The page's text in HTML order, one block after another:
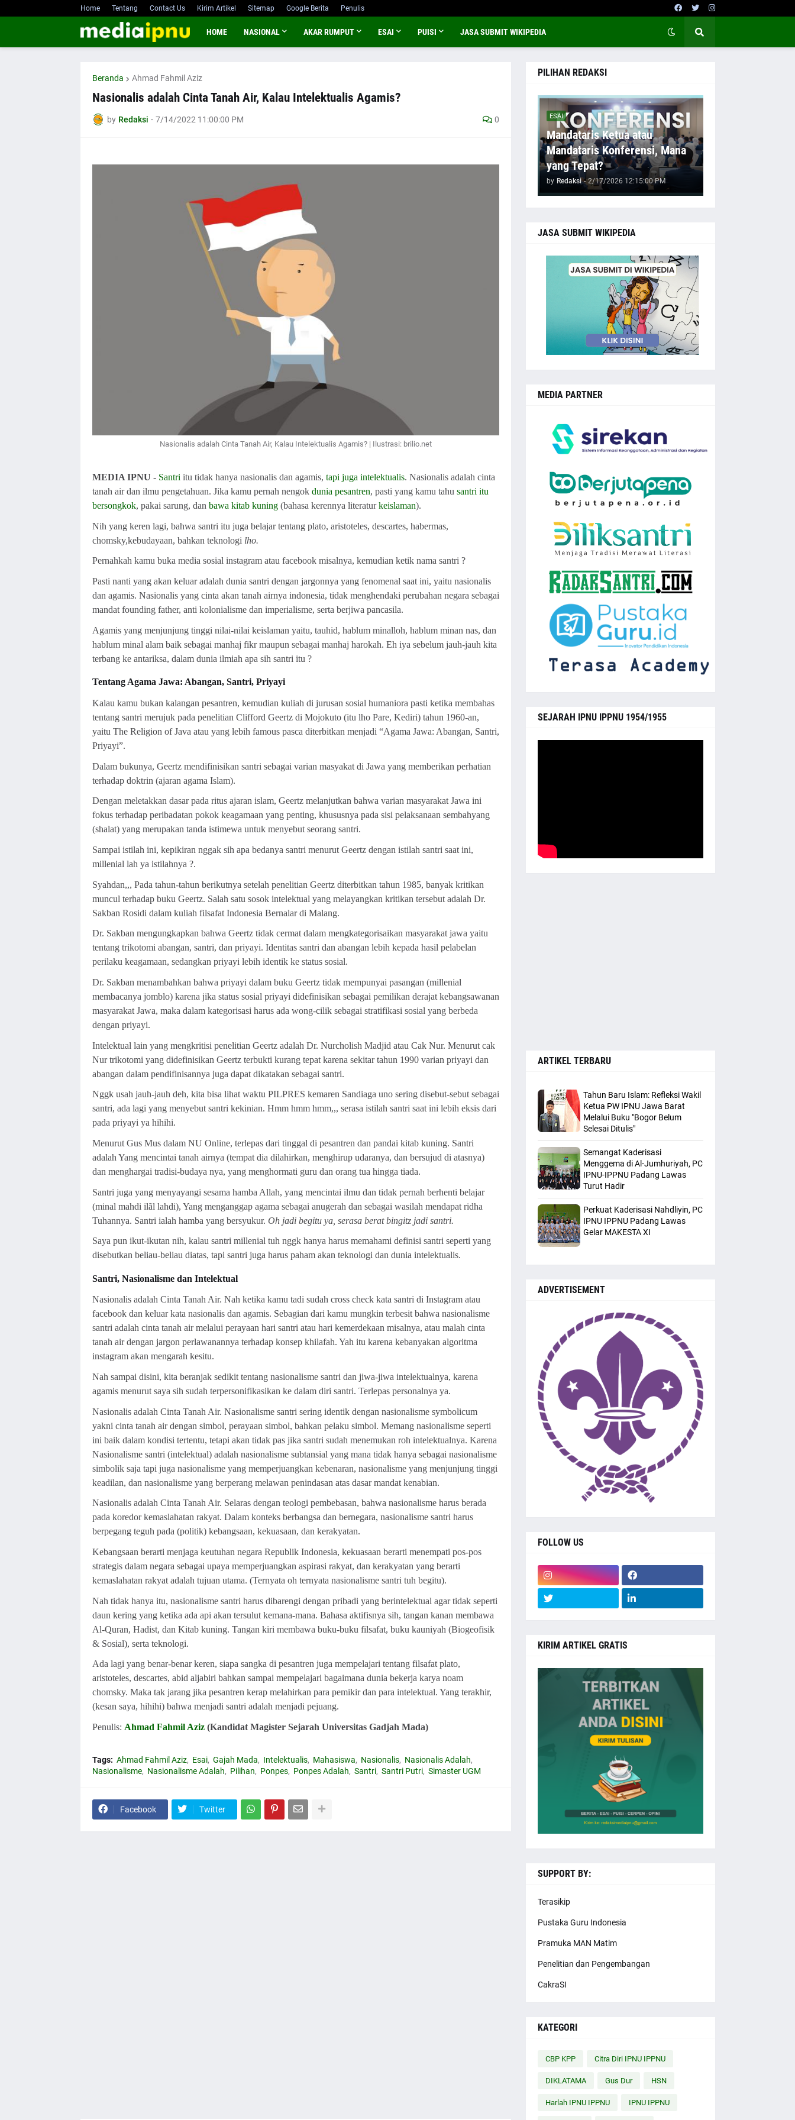
Home Tentang Contact Us Kirim Artikel Sitemap Google Berita Penulis
HOME NASIONAL AKAR RUMPUT ESAI PUISI JASA SUBMIT WIKIPEDIA
Beranda Ahmad Fahmil Aziz
Nasionalis adalah Cinta Tanah Air, Kalau Intelektualis Agamis?
by Redaksi - 7/14/2022 11:00:00 PM 0
Nasionalis adalah Cinta Tanah Air, Kalau Intelektualis Agamis? | Ilustrasi: brilio.net
MEDIA IPNU - Santri itu tidak hanya nasionalis dan agamis, tapi juga intelektualis. Nasionalis adalah cinta
tanah air dan ilmu pengetahuan. Jika kamu pernah nengok dunia pesantren, pasti yang kamu tahu santri itu
bersongkok, pakai sarung, dan bawa kitab kuning(bahasa kerennya literaturkeislaman).
Nih yang keren lagi, bahwa santri itu juga belajar tentang plato, aristoteles, descartes, habermas,
chomsky,kebudayaan, bahkan teknologi lho.
Pernahkah kamu buka media sosial instagram atau facebook misalnya, kemudian ketik nama santri ?
Pasti nanti yang akan keluar adalah dunia santri dengan jargonnya yang fenomenal saat ini, yaitu nasionalis
dan agamis. Nasionalis yang cinta akan tanah airnya indonesia, tidak menghendaki perubahan negara sebagai
mandat founding father, anti kolonialisme dan imperialisme, serta berjiwa pancasila.
Agamis yang menjunjung tinggi nilai-nilai keislaman yaitu, tauhid, hablum minalloh, hablum minan nas, dan
hablum minal alam baik sebagai manhaj fikr maupun sebagai manhaj harokah. Eh iya sebelum jauh-jauh kita
terbang ke antariksa, dalam dunia ilmiah apa sih santri itu ?
Tentang Agama Jawa: Abangan, Santri, Priyayi
Kalau kamu bukan kalangan pesantren, kemudian kuliah di jurusan sosial humaniora pasti ketika membahas
tentang santri merujuk pada penelitian Clifford Geertz di Mojokuto (itu lho Pare, Kediri) tahun 1960-an,
yaitu The Religion of Java atau yang lebih famous pasca diterbitkan menjadi “Agama Jawa: Abangan, Santri,
Priyayi”.
Dalam bukunya, Geertz mendifinisikan santri sebagai varian masyakat di Jawa yang memberikan perhatian
terhadap doktrin (ajaran agama Islam).
Dengan meletakkan dasar pada ritus ajaran islam, Geertz melanjutkan bahwa varian masyarakat Jawa ini
fokus terhadap peribadatan pokok keagamaan yang penting, khususnya pada sisi pelaksanaan sembahyang
(shalat) yang merupakan tanda istimewa untuk menyebut seorang santri.
Sampai istilah ini, kepikiran nggak sih apa bedanya santri menurut Geertz dengan istilah santri saat ini,
millenial lah ya istilahnya ?.
Syahdan,,, Pada tahun-tahun berikutnya setelah penelitian Geertz diterbitkan tahun 1985, banyak kritikan
muncul terhadap buku Geertz. Salah satu sosok intelektual yang melayangkan kritikan tersebut adalah Dr.
Sakban Rosidi dalam kuliah filsafat Indonesia Bernalar di Malang.
Dr. Sakban mengungkapkan bahwa Geertz tidak cermat dalam mengkategorisaikan masyarakat jawa yaitu
tentang trikotomi abangan, santri, dan priyayi. Identitas santri dan abangan lebih kepada hasil pelabelan
perilaku keagamaan, sedangkan priyayi lebih identik ke status sosial.
Dr. Sakban menambahkan bahwa priyayi dalam buku Geertz tidak mempunyai pasangan (millenial
membacanya jomblo) karena jika status sosial priyayi didefinisikan sebagai pemilikan derajat kebangsawanan
masyarakat Jawa, maka dalam kategorisasi harus ada wong-cilik sebagai stratifikasi sosial yang berbeda
dengan priyayi.
Intelektual lain yang mengkritisi penelitian Geertz adalah Dr. Nurcholish Madjid atau Cak Nur. Menurut cak
Nur trikotomi yang didefinisikan Geertz terbukti kurang tepat karena sekitar tahun 1990 varian priyayi dan
abangan dalam pendifinisannya juga dapat dikatakan sebagai santri.
Nggk usah jauh-jauh deh, kita bisa lihat waktu PILPRES kemaren Sandiaga uno sering disebut-sebut sebagai
santri, ada lagi yang menyebut santri kekinian. Hmm hmm hmm,,, serasa istilah santri saat ini lebih eksis dari
pada priyayi ya hihihi.
Menurut Gus Mus dalam NU Online, terlepas dari tinggal di pesantren dan pandai kitab kuning. Santri
adalah Yang mencintai tanah airnya (tempat dia dilahirkan, menghirup udaranya, dan bersujud di atasnya)
dan menghargai tradisi-budaya nya, yang menghormati guru dan orang tua hingga tiada.
Santri juga yang menyayangi sesama hamba Allah, yang mencintai ilmu dan tidak pernah berhenti belajar
(minal mahdi ilãl lahdi), Yang menganggap agama sebagai anugerah dan sebagai wasilah mendapat ridha
Tuhannya. Santri ialah hamba yang bersyukur. Oh jadi begitu ya, serasa berat bingitz jadi santri.
Saya pun ikut-ikutan nih, kalau santri millenial tuh nggk hanya harus memahami definisi santri seperti yang
disebutkan beliau-beliau diatas, tapi santri juga harus paham akan teknologi dan dunia intelektualis.
Santri, Nasionalisme dan Intelektual
Nasionalis adalah Cinta Tanah Air. Nah ketika kamu tadi sudah cross check kata santri di Instagram atau
facebook dan keluar kata nasionalis dan agamis. Sebagian dari kamu mungkin terbesit bahwa nasionalisme
santri adalah cinta tanah air melalui perayaan hari santri atau hari kemerdekaan misalnya, atau malah cinta
tanah air dengan jargon perlawanannya terhadap konsep khilafah. Yah itu karena kebanyakan algoritma
instagram akan mengarah kesitu.
Nah sampai disini, kita beranjak sedikit tentang nasionalisme santri dan jiwa-jiwa intelektualnya, karena
agamis menurut saya sih sudah terpersonifikasikan ke dalam diri santri. Terlepas personalnya ya.
Nasionalis adalah Cinta Tanah Air. Nasionalisme santri sering identik dengan nasionalisme symbolicum
yakni cinta tanah air dengan simbol, perayaan simbol, bahkan pelaku simbol. Memang nasionalisme seperti
ini baik dalam kondisi tertentu, tetapi akan tidak pas jika santri sudah menemukan roh intelektualnya. Karena
Nasionalisme santri (intelektual) adalah nasionalisme subtansial yang mana tidak hanya sebagai nasionalisme
simbolik saja tapi juga nasionalisme yang memperjuangkan kebenaran, nasionalisme yang menjunjung tinggi
keadilan, dan nasionalisme yang berperang melawan penindasan atas dasar mandat kenabian.
Nasionalis adalah Cinta Tanah Air. Selaras dengan teologi pembebasan, bahwa nasionalisme harus berada
pada koredor kemaslahatan rakyat. Dalam konteks berbangsa dan bernegara, nasionalisme santri harus
berpegang teguh pada (politik) kebangsaan, kekuasaan, dan kerakyatan.
Kebangsaan berarti menjaga keutuhan negara Republik Indonesia, kekuasaan berarti menempati pos-pos
strategis dalam negara sebagai upaya memperjuangkan aspirasi rakyat, dan kerakyatan yang berarti
kemaslahatan rakyat adalah tujuan utama. (Ternyata oh ternyata nasionalisme santri tuh begitu).
Nah tidak hanya itu, nasionalisme santri harus dibarengi dengan pribadi yang berintelektual agar tidak seperti
daun kering yang ketika ada api akan tersulut kemana-mana. Bahasa aktifisnya sih, tangan kanan membawa
Al-Quran, Hadist, dan Kitab kuning. Tangan kiri membawa buku-buku filsafat, buku kauniyah (Biogeofisik
& Sosial), serta teknologi.
Ada lagi yang benar-benar keren, siapa sangka di pesantren juga mempelajari tentang filsafat plato,
aristoteles, descartes, abid aljabiri bahkan sampai mempelajari bagaimana dunia bekerja karya noam
chomsky. Maka tak jarang jika pesantren kerap melahirkan para pemikir dan para intelektual. Yang terakhir,
(kesan saya, hihihi) bahwa menjadi santri adalah menjadi pejuang.
Penulis: Ahmad Fahmil Aziz(Kandidat Magister Sejarah Universitas Gadjah Mada)
Tags: Ahmad Fahmil Aziz Esai Gajah Mada Intelektualis Mahasiswa Nasionalis
Nasionalis Adalah
Nasionalisme
Nasionalisme Adalah Pilihan Ponpes Ponpes Adalah Santri Santri Putri Simaster UGM
Facebook Twitter
PILIHAN REDAKSI
ESAI
Mandataris Ketua atau
Mandataris Konferensi, Mana
yang Tepat?
by Redaksi - 2/17/2026 12:15:00 PM
JASA SUBMIT WIKIPEDIA
MEDIA PARTNER
SEJARAH IPNU IPPNU 1954/1955
ARTIKEL TERBARU
Tahun Baru Islam: Refleksi Wakil
Ketua PW IPNU Jawa Barat
Melalui Buku "Bogor Belum
Selesai Ditulis"
Semangat Kaderisasi
Menggema di Al-Jumhuriyah, PC
IPNU-IPPNU Padang Lawas
Turut Hadir
Perkuat Kaderisasi Nahdliyin, PC
IPNU IPPNU Padang Lawas
Gelar MAKESTA XI
ADVERTISEMENT
FOLLOW US
KIRIM ARTIKEL GRATIS
SUPPORT BY:
Terasikip
Pustaka Guru Indonesia
Pramuka MAN Matim
Penelitian dan Pengembangan
CakraSI
KATEGORI
CBP KPP Citra Diri IPNU IPPNU
DIKLATAMA Gus Dur HSN
Harlah IPNU IPPNU IPNU IPPNU